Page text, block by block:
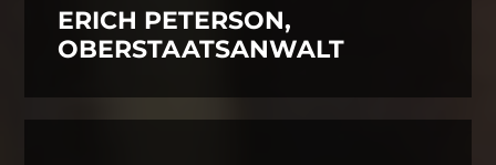
ERICH PETERSON,
OBERSTAATSANWALT